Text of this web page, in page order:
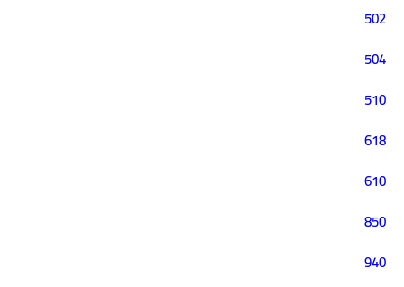
502
504
510
618
610
850
940